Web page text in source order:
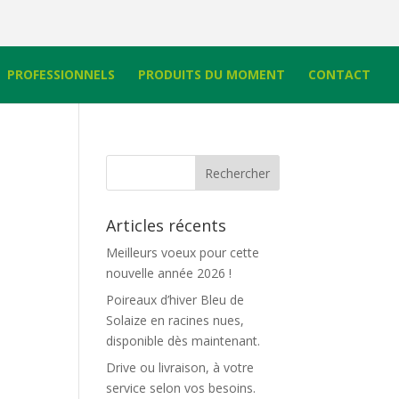
PROFESSIONNELS PRODUITS DU MOMENT CONTACT
Articles récents
Meilleurs voeux pour cette
nouvelle année 2026 !
Poireaux d’hiver Bleu de
Solaize en racines nues,
disponible dès maintenant.
Drive ou livraison, à votre
service selon vos besoins.